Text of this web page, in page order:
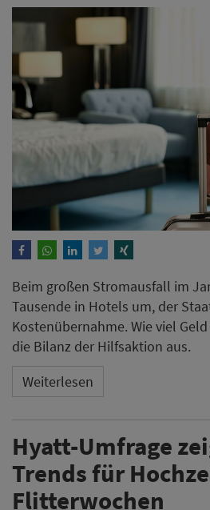
Beim großen Stromausfall im
Tausende in Hotels um, der
Kostenübernahme. Wie viel
die Bilanz der Hilfsaktion aus.
Weiterlesen
Hyatt-Umfrage
Trends für
Flitterwochen